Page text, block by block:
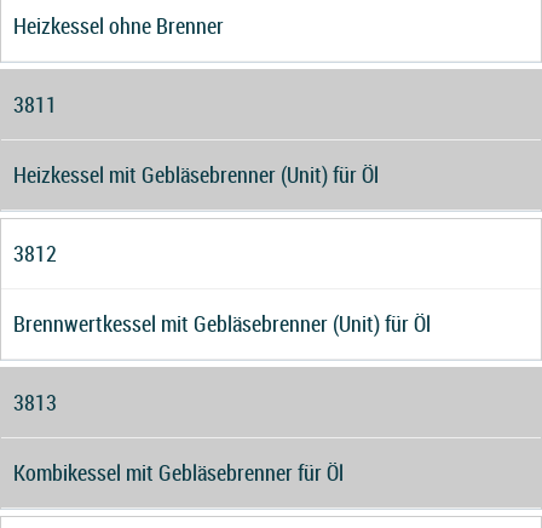
Heizkessel ohne Brenner
3811
Heizkessel mit Gebläsebrenner (Unit) für Öl
3812
Brennwertkessel mit Gebläsebrenner (Unit) für Öl
3813
Kombikessel mit Gebläsebrenner für Öl